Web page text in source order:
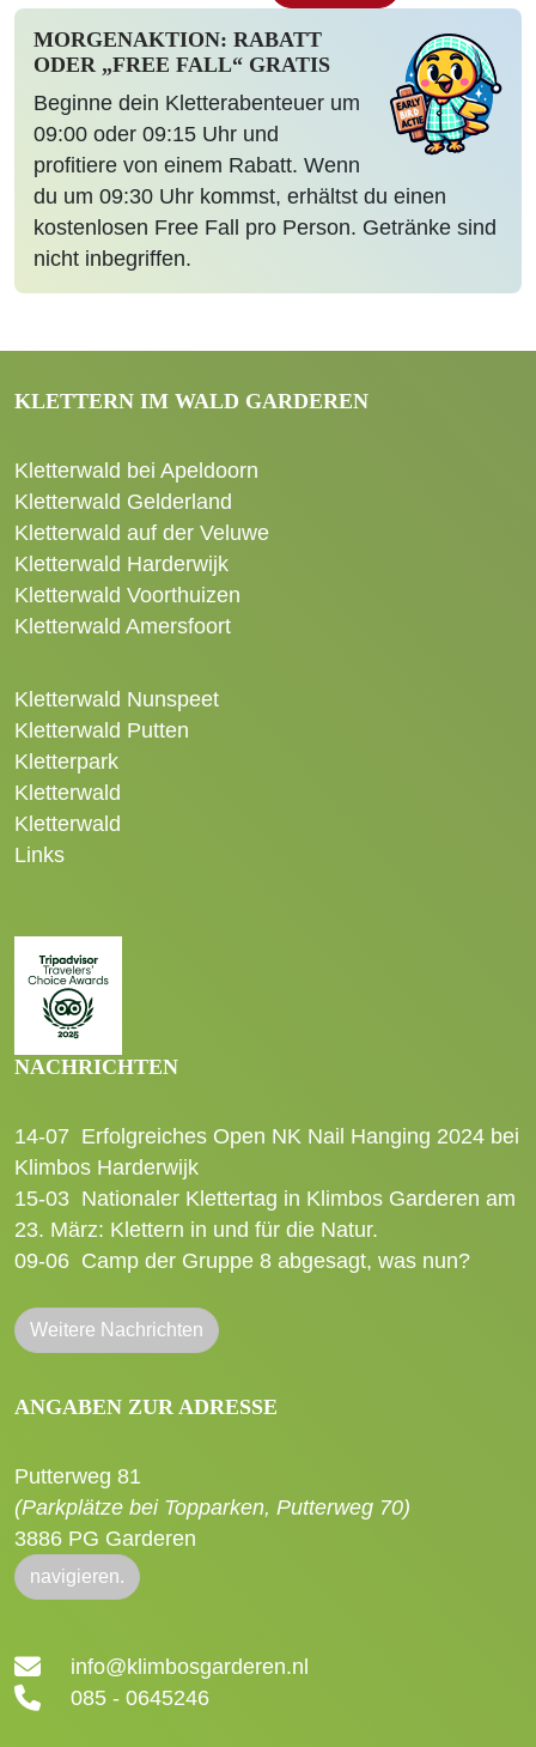
MORGENAKTION: RABATT
ODER „FREE FALL“ GRATIS
Beginne dein Kletterabenteuer um
09:00 oder 09:15 Uhr und
profitiere von einem Rabatt. Wenn
du um 09:30 Uhr kommst, erhältst du einen
kostenlosen Free Fall pro Person. Getränke sind
nicht inbegriffen.
KLETTERN IM WALD GARDEREN
Kletterwald bei Apeldoorn
Kletterwald Gelderland
Kletterwald auf der Veluwe
Kletterwald Harderwijk
Kletterwald Voorthuizen
Kletterwald Amersfoort
Kletterwald Nunspeet
Kletterwald Putten
Kletterpark
Kletterwald
Kletterwald
Links
NACHRICHTEN
14-07 Erfolgreiches Open NK Nail Hanging 2024 bei
Klimbos Harderwijk
15-03 Nationaler Klettertag in Klimbos Garderen am
23. März: Klettern in und für die Natur.
09-06 Camp der Gruppe 8 abgesagt, was nun?
Weitere Nachrichten
ANGABEN ZUR ADRESSE
Putterweg 81
(Parkplätze bei Topparken, Putterweg 70)
3886 PG Garderen
navigieren.
info@klimbosgarderen.nl
085 - 0645246